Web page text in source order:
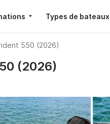
Types de bateaux
550 (2026)
(2026)